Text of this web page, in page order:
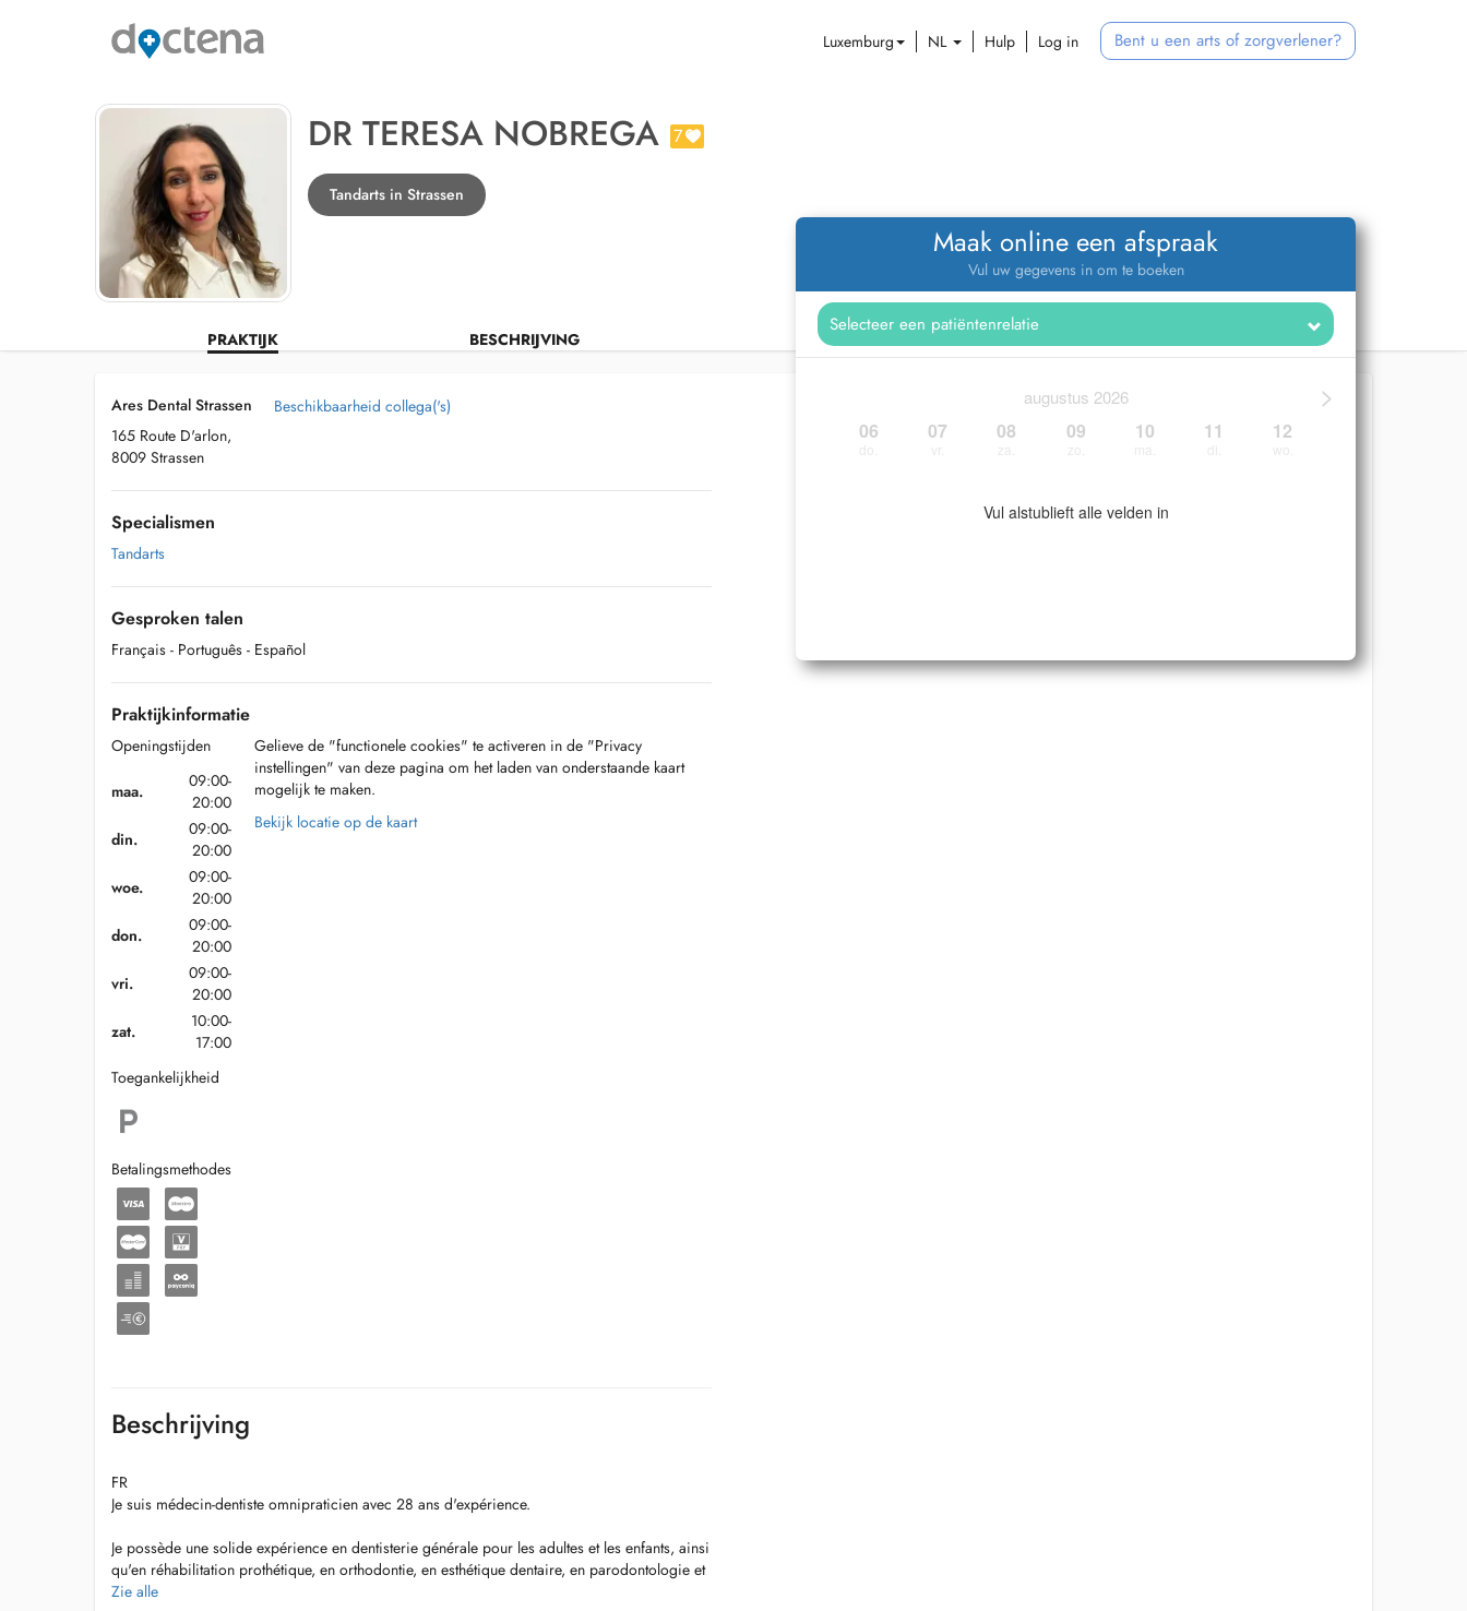
Luxemburg NL Hulp Log in Bent u een arts of zorgverlener?
DR TERESA NOBREGA 7
Tandarts in Strassen
PRAKTIJK BESCHRIJVING
Maak online een afspraak
Vul uw gegevens in om te boeken
>
augustus 2026
06 07 08 09 10 11 12
Vul alstublieft alle velden in
Ares Dental Strassen
165 Route D'arlon,
8009 Strassen
Beschikbaarheid collega('s)
Specialismen
Tandarts
Gesproken talen
Français - Português - Español
Praktijkinformatie
Openingstijden
maa.
09:00-
20:00
din.
09:00-
20:00
woe.
09:00-
20:00
don.
09:00-
20:00
vri.
09:00-
20:00
zat.
10:00-
17:00
Toegankelijkheid
Betalingsmethodes
Gelieve de "functionele cookies" te activeren in de "Privacy
instellingen" van deze pagina om het laden van onderstaande kaart
mogelijk te maken.
Bekijk locatie op de kaart
Beschrijving
FR
Je suis médecin-dentiste omnipraticien avec 28 ans d'expérience.
Je possède une solide expérience en dentisterie générale pour les adultes et les enfants, ainsi
qu'en réhabilitation prothétique, en orthodontie, en esthétique dentaire, en parodontologie et
dans d'autres domaines de la pratique dentaire.
Zie alle